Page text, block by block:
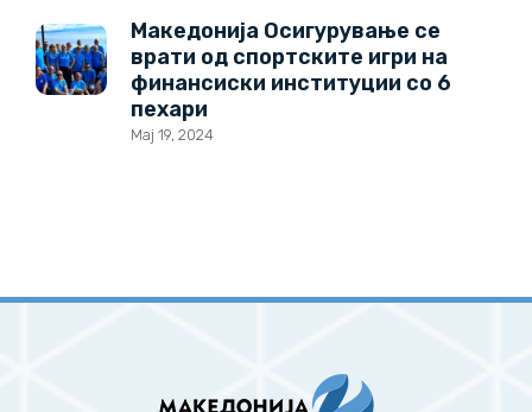
Македонија Осигурување се
врати од спортските игри на
финансиски институции со 6
пехари
Мај 19, 2024